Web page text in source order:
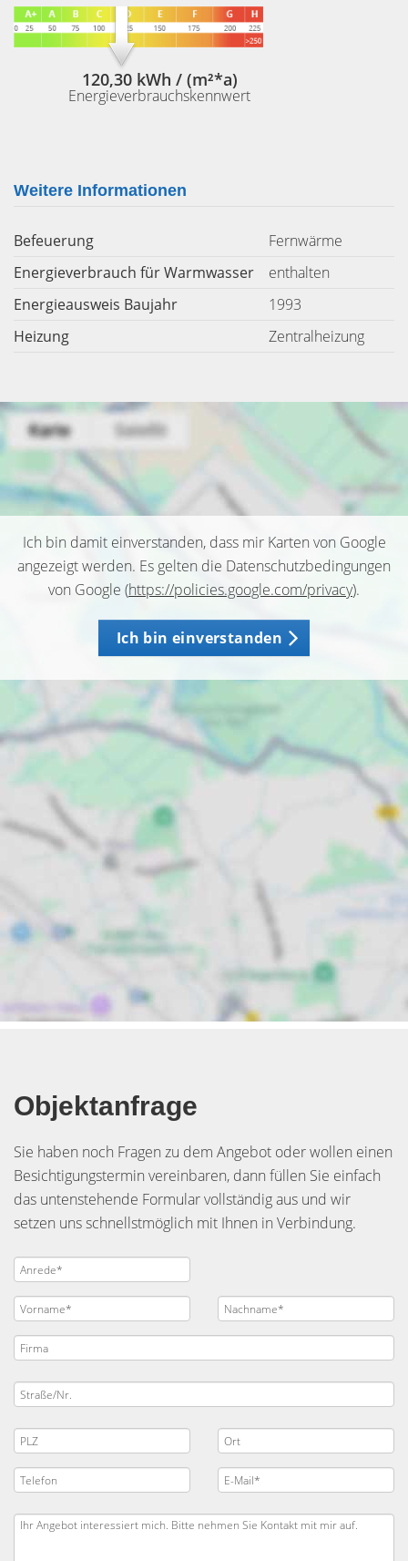
120,30 kWh / (m²*a)
Energieverbrauchskennwert
Weitere Informationen
Befeuerung
Fernwärme
Energieverbrauch für Warmwasser
enthalten
Energieausweis Baujahr
1993
Heizung
Zentralheizung
Ich bin damit einverstanden, dass mir Karten von Google
angezeigt werden. Es gelten die Datenschutzbedingungen
von Google (https://policies.google.com/privacy).
Ich bin einverstanden
Objektanfrage
Sie haben noch Fragen zu dem Angebot oder wollen einen
Besichtigungstermin vereinbaren, dann füllen Sie einfach
das untenstehende Formular vollständig aus und wir
setzen uns schnellstmöglich mit Ihnen in Verbindung.